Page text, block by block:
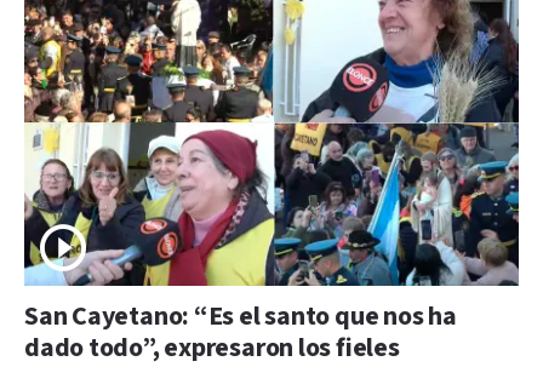
San Cayetano: “Es el santo que nos ha
dado todo”, expresaron los fieles